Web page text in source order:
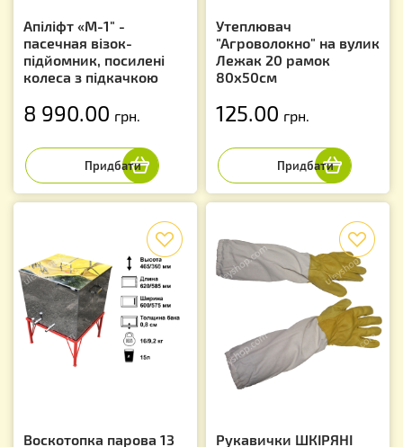
Апіліфт «М-1" -
пасечная візок-
підйомник, посилені
колеса з підкачкою
8 990.00 грн.
Утеплювач
"Агроволокно" на вулик
Лежак 20 рамок
80х50см
125.00 грн.
Воскотопка парова 13 Рукавички ШКІРЯНІ